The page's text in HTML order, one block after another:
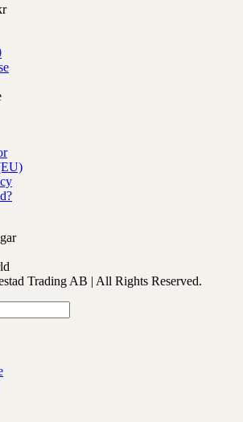
Prisintervall:
Trading AB | All Rights Reserved.